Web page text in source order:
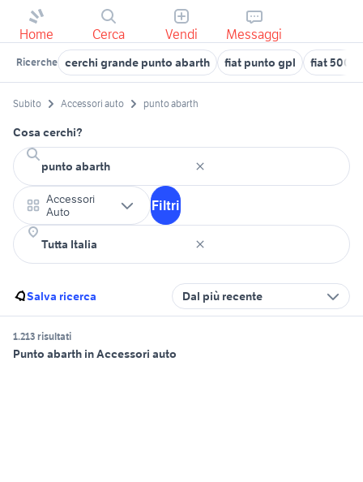
Home Cerca Vendi Messaggi
Ricerche cerchi grande punto abarth fiat punto gpl fiat 500
Subito Accessori auto punto abarth
Cosa cerchi?
Accessori
Auto
Filtri
Salva ricerca Dal più recente
1.213 risultati
Punto abarth in Accessori auto